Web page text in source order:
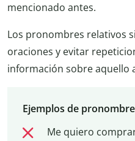
mencionado antes.
Los pronombres relativos
oraciones y evitar
información sobre aquello
Ejemplos de
Me quiero